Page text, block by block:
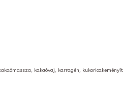
kakaóvaj, karragén,